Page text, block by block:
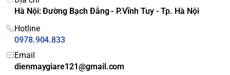
Hà Nội: Đường Bạch Đằng - P.Vĩnh Tuy - Tp. Hà Nội
Hotline
0978.904.833
Email
dienmaygiare121@gmail.com